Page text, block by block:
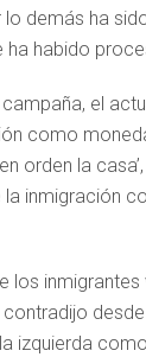
lo demás ha
habido
el
como
orden la
inmigración
los
izquierda